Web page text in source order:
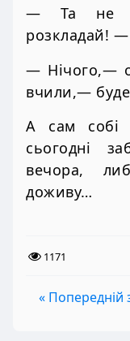
— Та не
розкладай! —
— Нічого,—
вчили,—
А сам
сьогодні
вечора,
доживу…
1171
« Попередній